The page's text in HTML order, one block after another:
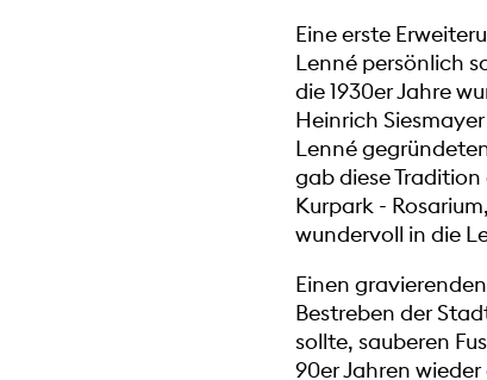
Eine erste
Lenné persönlich
die 1930er Jahre
Heinrich
Lenné
gab diese
Kurpark -
wundervoll in die
Einen
Bestreben der
sollte, sauberen
90er Jahren